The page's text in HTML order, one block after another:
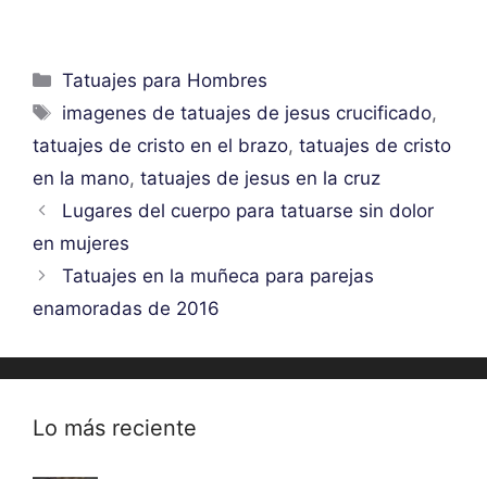
Categorías
Tatuajes para Hombres
Etiquetas
imagenes de tatuajes de jesus crucificado,
tatuajes de cristo en el brazo, tatuajes de cristo
en la mano, tatuajes de jesus en la cruz
Lugares del cuerpo para tatuarse sin dolor
en mujeres
Tatuajes en la muñeca para parejas
enamoradas de 2016
Lo más reciente